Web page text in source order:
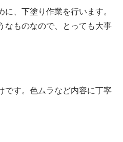
、下塗り作業を行います。
なものなので、とっても大事
です。色ムラなど内容に丁寧